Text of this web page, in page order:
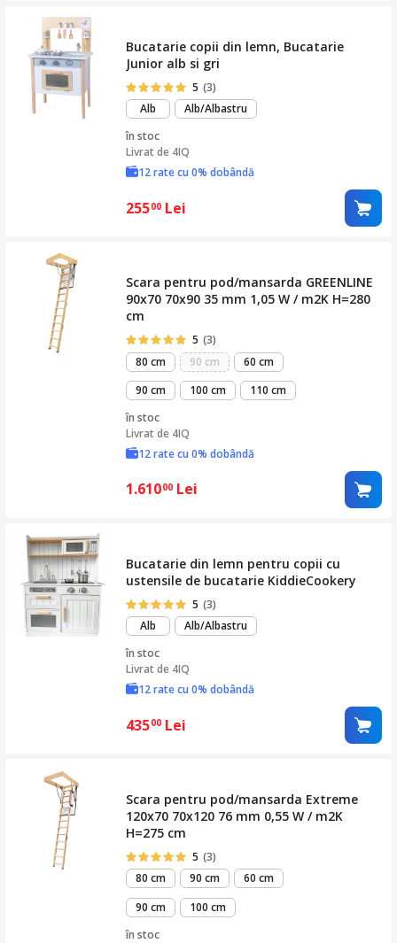
Bucatarie copii din lemn, Bucatarie
Junior alb si gri
5 (3)
Alb
Alb/Albastru
în stoc
Livrat de 4IQ
12 rate cu 0% dobândă
25500 Lei
Scara pentru pod/mansarda GREENLINE
90x70 70x90 35 mm 1,05 W / m2K H=280
cm
5 (3)
80 cm
90 cm
60 cm
90 cm
100 cm
110 cm
în stoc
Livrat de 4IQ
12 rate cu 0% dobândă
1.61000 Lei
Bucatarie din lemn pentru copii cu
ustensile de bucatarie KiddieCookery
5 (3)
Alb
Alb/Albastru
în stoc
Livrat de 4IQ
12 rate cu 0% dobândă
43500 Lei
Scara pentru pod/mansarda Extreme
120x70 70x120 76 mm 0,55 W / m2K
H=275 cm
5 (3)
80 cm
90 cm
60 cm
90 cm
100 cm
în stoc